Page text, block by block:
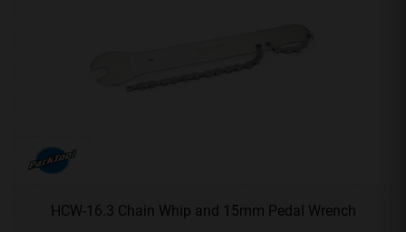
HCW-16.3 Chain Whip and 15mm Pedal Wrench